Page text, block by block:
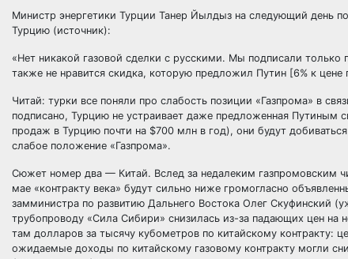
Министр энергетики Турции Танер Йылдыз на следующий день
Турцию (источник):
«Нет никакой газовой сделки с русскими. Мы подписали
также не нравится скидка, которую предложил Путин [6% к
Читай: турки все поняли про слабость позиции «Газпрома» в
подписано, Турцию не устраивает даже предложенная Путиным
продаж в Турцию почти на $700 млн в год), они будут
слабое положение «Газпрома».
Сюжет номер два — Китай. Вслед за недалеким газпромовским
мае «контракту века» будут сильно ниже громогласно
замминистра по развитию Дальнего Востока Олег Скуфинский
трубопроводу «Сила Сибири» снизилась из-за падающих цен на
там долларов за тысячу кубометров по китайскому контракту:
ожидаемые доходы по китайскому газовому контракту могли